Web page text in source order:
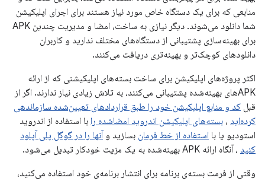
منابعی که برای یک دستگاه خاص مورد نیاز هستند برای اجرای اپلیکیشن
شما دانلود می‌شوند. دیگر نیازی به ساخت، امضا و مدیریت چندین APK
برای بهینه‌سازی پشتیبانی از دستگاه‌های مختلف ندارید و کاربران
دانلودهای کوچک‌تر و بهینه‌تری دریافت می‌کنند.
اکثر پروژه‌های اپلیکیشن برای ساخت بسته‌های اپلیکیشنی که از ارائه
APKهای بهینه‌شده پشتیبانی می‌کنند، به تلاش زیادی نیاز ندارند. اگر از
قبل کد و منابع اپلیکیشن خود را طبق قراردادهای تعیین‌شده سازماندهی
کرده‌اید ، بسته‌های اپلیکیشن اندروید امضاشده را با استفاده از اندروید
استودیو یا با استفاده از خط فرمان بسازید و آنها را در گوگل پلی آپلود
کنید ، آنگاه ارائه APK بهینه‌شده به یک مزیت خودکار تبدیل می‌شود.
وقتی از فرمت بسته‌ی برنامه برای انتشار برنامه‌ی خود استفاده می‌کنید،